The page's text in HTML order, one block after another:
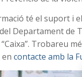
té el suport i
Departament de
Trobareu
contacte amb la